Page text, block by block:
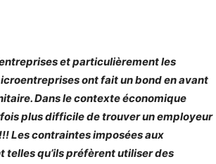
et particulièrement les
ont fait un bond en avant
Dans le contexte économique
plus difficile de trouver un employeur
Les contraintes imposées aux
telles qu’ils préfèrent utiliser des